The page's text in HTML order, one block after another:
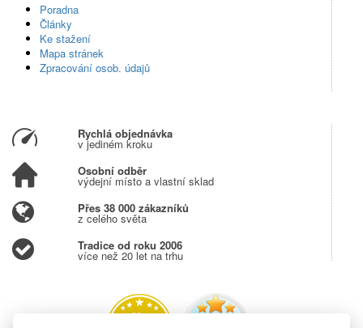
Poradna
Články
Ke stažení
Mapa stránek
Zpracování osob. údajů
Rychlá objednávka
v jediném kroku
Osobní odběr
výdejní místo a vlastní sklad
Přes 38 000 zákazníků
z celého světa
Tradice od roku 2006
více než 20 let na trhu